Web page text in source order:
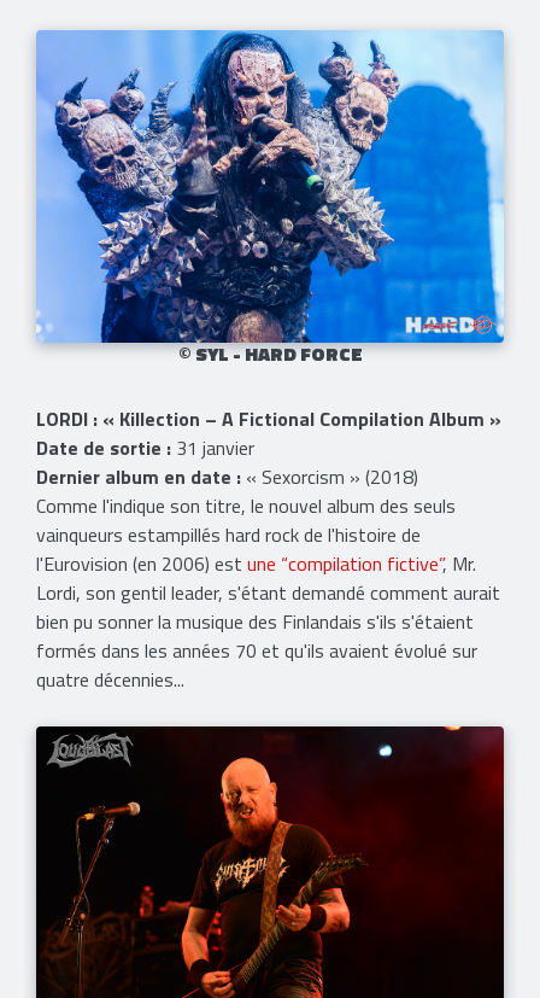
© SYL - HARD FORCE
LORDI : « Killection – A Fictional Compilation Album »
Date de sortie : 31 janvier
Dernier album en date : « Sexorcism » (2018)
Comme l'indique son titre, le nouvel album des seuls
vainqueurs estampillés hard rock de l'histoire de
l'Eurovision (en 2006) est une “compilation fictive”, Mr.
Lordi, son gentil leader, s'étant demandé comment aurait
bien pu sonner la musique des Finlandais s'ils s'étaient
formés dans les années 70 et qu'ils avaient évolué sur
quatre décennies...